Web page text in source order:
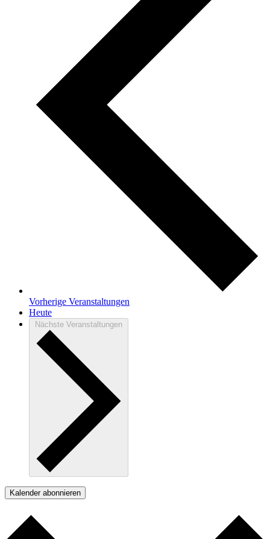
Vorherige Veranstaltungen
Heute
Nächste Veranstaltungen
Kalender abonnieren